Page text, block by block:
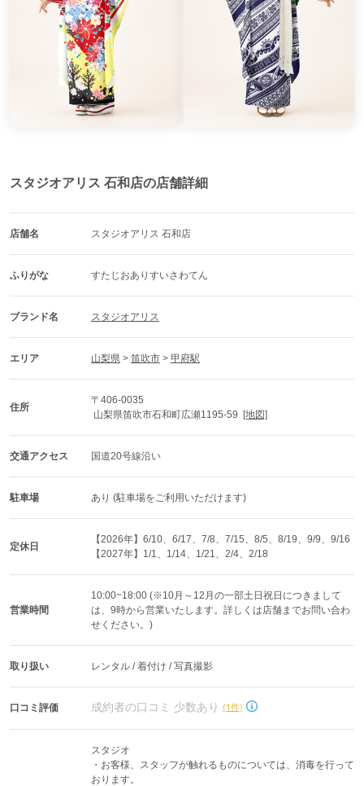
スタジオアリス 石和店の店舗詳細
店舗名 スタジオアリス 石和店
ふりがな すたじおありすいさわてん
ブランド名 スタジオアリス
エリア 山梨県 > 笛吹市 > 甲府駅
住所
〒406-0035
山梨県笛吹市石和町広瀬1195-59 [地図]
交通アクセス 国道20号線沿い
駐車場 あり (駐車場をご利用いただけます)
定休日
【2026年】6/10、6/17、7/8、7/15、8/5、8/19、9/9、9/16
【2027年】1/1、1/14、1/21、2/4、2/18
営業時間
10:00~18:00 (※10月～12月の一部土日祝日につきまして
は、9時から営業いたします。詳しくは店舗までお問い合わ
せください。)
取り扱い レンタル / 着付け / 写真撮影
口コミ評価 成約者の口コミ 少数あり (1件)
スタジオ
・お客様、スタッフが触れるものについては、消毒を行って
おります。